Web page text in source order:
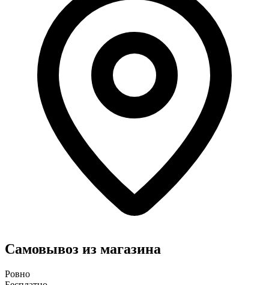
Самовывоз из магазина
Ровно